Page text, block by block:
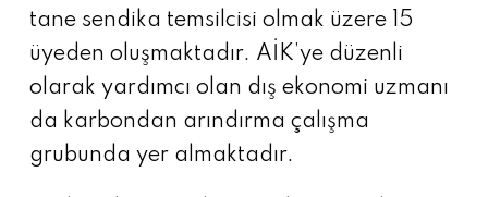
tane sendika temsilcisi olmak üzere 15
üyeden oluşmaktadır. AİK’ye düzenli
olarak yardımcı olan dış ekonomi uzmanı
da karbondan arındırma çalışma
grubunda yer almaktadır.